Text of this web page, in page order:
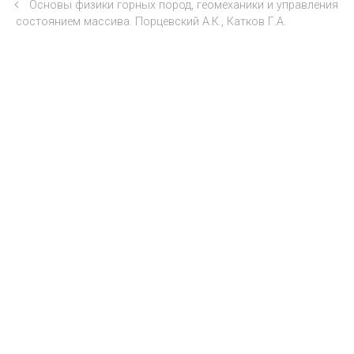
Основы физики горных пород, геомеханики и управления
состоянием массива. Порцевский А.К., Катков Г.А.